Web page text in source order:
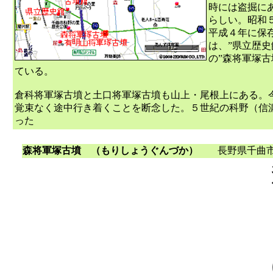
時には盗掘に
らしい。昭和
平成４年に保
は、”県立歴
の”森将軍塚
ている。
倉科将軍塚古墳と土口将軍塚古墳も山上・尾根上にある
覚束なく途中行き着くことを断念した。５世紀の科野（
った
森将軍塚古墳（もりしょうぐんづか） 長野県千曲